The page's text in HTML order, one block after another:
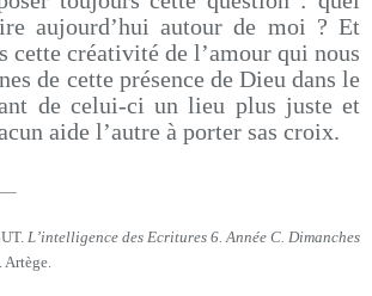
aujourd’hui autour de moi ? Et
cette créativité de l’amour qui nous
de cette présence de Dieu dans le
de celui-ci un lieu plus juste et
aide l’autre à porter sas croix.
L’intelligence des Ecritures 6. Année C. Dimanches
Artège.